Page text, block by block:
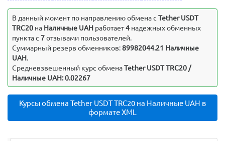
В данный момент по направлению обмена c Tether USDT
TRC20на Наличные UAH работает4надежных обменных
пункта с 7отзывами пользователей.
Суммарный резерв обменников:89982044.21 Наличные
UAH.
Средневзвешенный курс обменаTether USDT TRC20 /
Наличные UAH: 0.02267
Курсы обмена Tether USDT TRC20 на Наличные UAH в
формате XML